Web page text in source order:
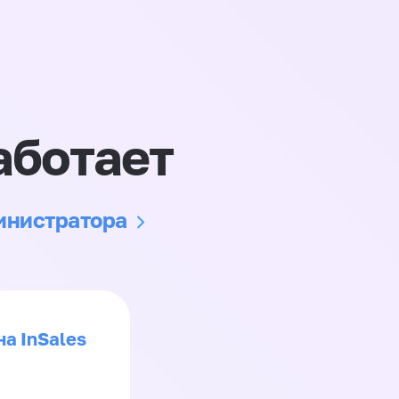
InSales